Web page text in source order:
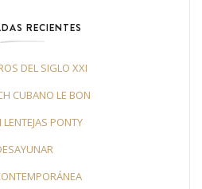
RECIENTES
DEL SIGLO XXI
CUBANO LE BON
LENTEJAS PONTY